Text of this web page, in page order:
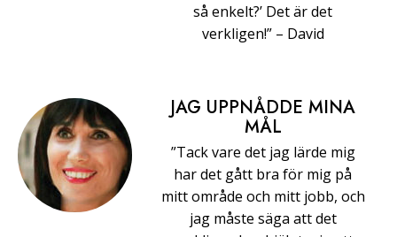
så enkelt?’ Det är det
verkligen!” –⁠ ⁠David
JAG UPPNÅDDE MINA
MÅL
”Tack vare det jag lärde mig
har det gått bra för mig på
mitt område och mitt jobb, och
jag måste säga att det